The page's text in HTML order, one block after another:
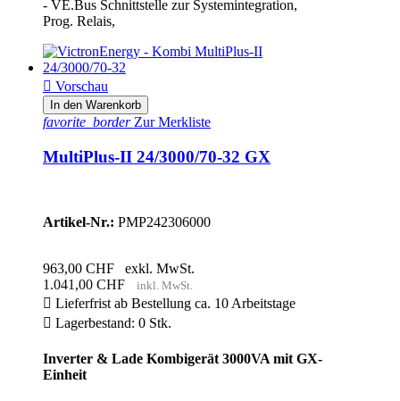
- VE.Bus Schnittstelle zur Systemintegration,
Prog. Relais,
 Vorschau
In den Warenkorb
favorite_borderZur Merkliste
MultiPlus-II 24/3000/70-32 GX
Artikel-Nr.: PMP242306000
963,00 CHF
exkl. MwSt.
1.041,00 CHF
inkl. MwSt.
 Lieferfrist ab Bestellung ca. 10 Arbeitstage
 Lagerbestand: 0 Stk.
Inverter & Lade Kombigerät 3000VA mit GX-
Einheit